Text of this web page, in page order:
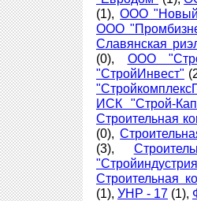
(1),ООО
ООО
Славянская
(0), ООО
"СтройИнвест"
ИСК "Строй-
Строительная
(0),
(3),
Строительная
(1), УНР - 17 (1),